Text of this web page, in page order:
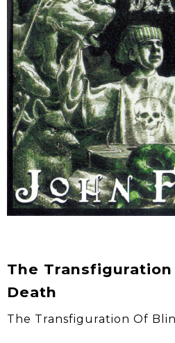
The
Death
The Transfiguration Of